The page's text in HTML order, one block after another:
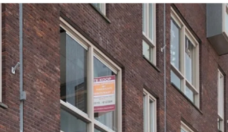
Bewegende beelden trekken de aandacht,
als de meest ideale en gemakkelijke manier om
klantbeleving, een positieve wachttijdbeleving